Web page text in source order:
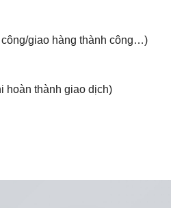
giao hàng thành công…)
hoàn thành giao dịch)